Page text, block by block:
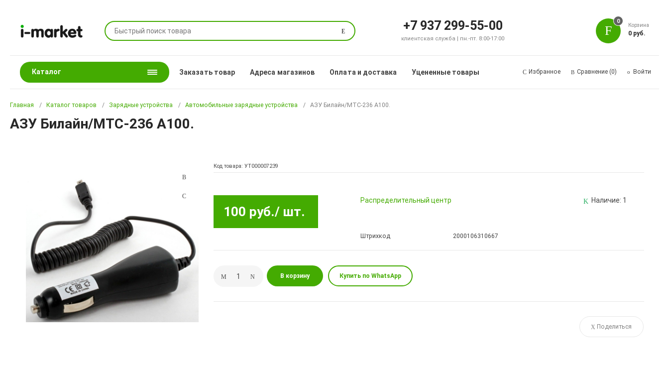
Поиск +7 937 299-55-00
клиентская служба | пн.-пт. 8:00-17:00
0
Корзина
0 руб.
Каталог Заказать товар Адреса магазинов Оплата и доставка Уцененные товары Избранное Сравнение (0) Войти
Главная Каталог товаров Зарядные устройства Автомобильные зарядные устройства АЗУ Билайн/МТС-236 A100.
АЗУ Билайн/МТС-236 A100.
Код товара: УТ000007239
100 руб./ шт.
Pаспределительный центр Наличие: 1
Штрихкод 2000106310667
В корзину Купить по WhatsApp
Поделиться